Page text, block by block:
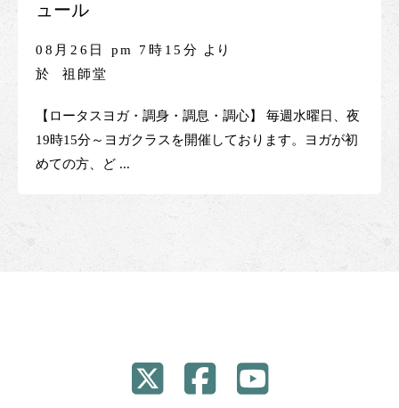
ュール
08月26日 pm 7時15分 より
於 祖師堂
【ロータスヨガ・調身・調息・調心】 毎週水曜日、夜
19時15分～ヨガクラスを開催しております。ヨガが初
めての方、ど ...